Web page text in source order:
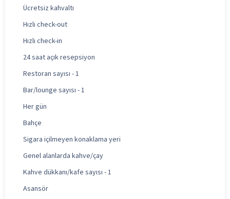
Ücretsiz kahvaltı
Hızlı check-out
Hızlı check-in
24 saat açık resepsiyon
Restoran sayısı - 1
Bar/lounge sayısı - 1
Her gün
Bahçe
Sigara içilmeyen konaklama yeri
Genel alanlarda kahve/çay
Kahve dükkanı/kafe sayısı - 1
Asansör